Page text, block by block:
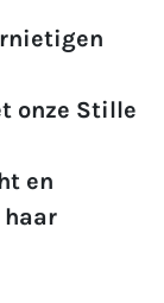
onze Stille
en
haar